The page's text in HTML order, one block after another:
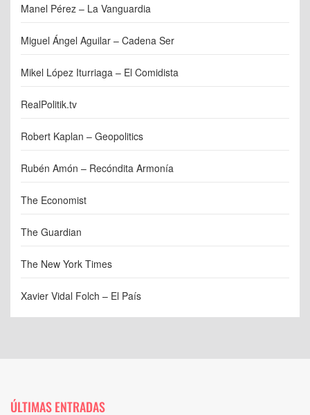
Manel Pérez – La Vanguardia
Miguel Ángel Aguilar – Cadena Ser
Mikel López Iturriaga – El Comidista
RealPolitik.tv
Robert Kaplan – Geopolitics
Rubén Amón – Recóndita Armonía
The Economist
The Guardian
The New York Times
Xavier Vidal Folch – El País
ÚLTIMAS ENTRADAS